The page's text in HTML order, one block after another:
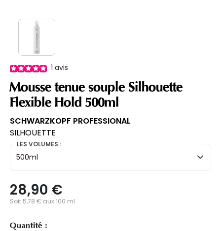
1 avis
Mousse tenue souple Silhouette
Flexible Hold 500ml
SCHWARZKOPF PROFESSIONAL
SILHOUETTE
LES VOLUMES :
500ml
28,90 €
Soit 5,78 € aux 100 ml
Quantité :